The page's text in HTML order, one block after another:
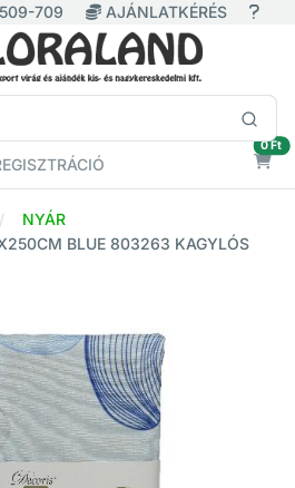
709 AJÁNLATKÉRÉS
0 Ft
NYÁR
BLUE 803263 KAGYLÓS